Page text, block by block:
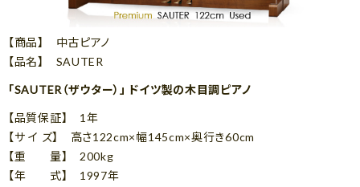
【商品】 中古ピアノ
【品名】 SAUTER
「SAUTER（ザウター）」 ドイツ製の木目調ピアノ
【品質保証】 1年
【サ イ ズ】 高さ122cm×幅145cm×奥行き60cm
【重 量】 200kg
【年 式】 1997年